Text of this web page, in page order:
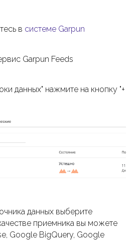
в системе Garpun
Garpun Feeds
данных" нажмите на кнопку "+
данных выберите
приемника вы можете
Google BigQuery, Google